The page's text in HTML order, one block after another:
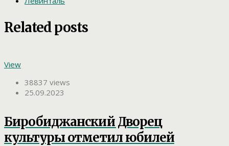
Related posts
View
38837 views
25.09.2023
Биробиджанский Дворец
культуры отметил юбилей